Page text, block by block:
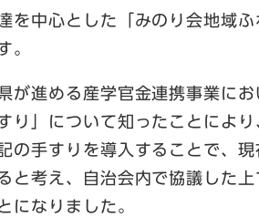
を中心とした「みのり会地域
。
が進める産学官金連携事業に
り」について知ったことによ
の手すりを導入することで、
と考え、自治会内で協議した
になりました。